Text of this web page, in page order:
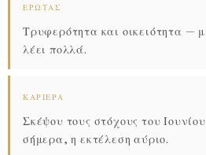
ΈΡΩΤΑΣ
Τρυφερότητα και οικειότητα —
λέει πολλά.
ΚΑΡΙΈΡΑ
Σκέψου τους στόχους του
σήμερα, η εκτέλεση αύριο.